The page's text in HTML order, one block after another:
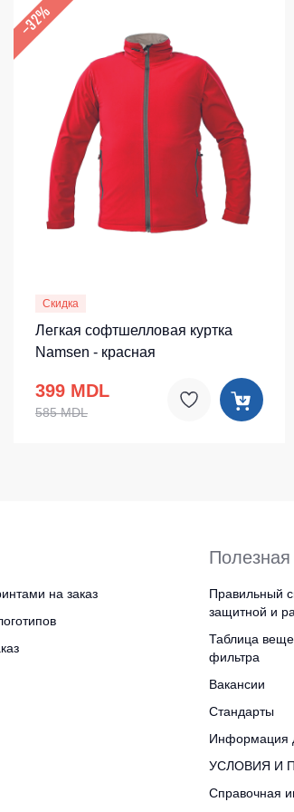
–32%
Скидка
Легкая софтшелловая куртка
Namsen - красная
399 MDL
585 MDL
на заказ
Правильный
защитной и
Таблица
фильтра
Вакансии
Стандарты
Информация
УСЛОВИЯ И
Справочная